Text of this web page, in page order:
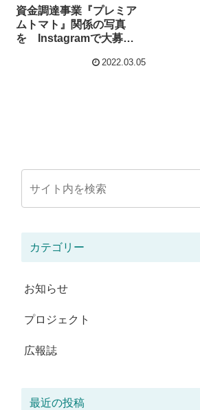
資金調達事業『プレミア
ムトマト』関係の写真
を Instagramで大募
2022.03.05
カテゴリー
お知らせ
プロジェクト
広報誌
最近の投稿